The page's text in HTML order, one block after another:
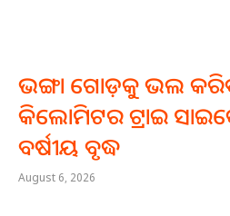
ଭଙ୍ଗା ଗୋଡ଼କୁ ଭଲ
କିଲୋମିଟର ଟ୍ରାଇ
ବର୍ଷୀୟ ବୃଦ୍ଧ
August 6, 2026